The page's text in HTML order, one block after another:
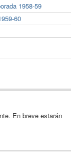
1958-59
60
En breve estarán